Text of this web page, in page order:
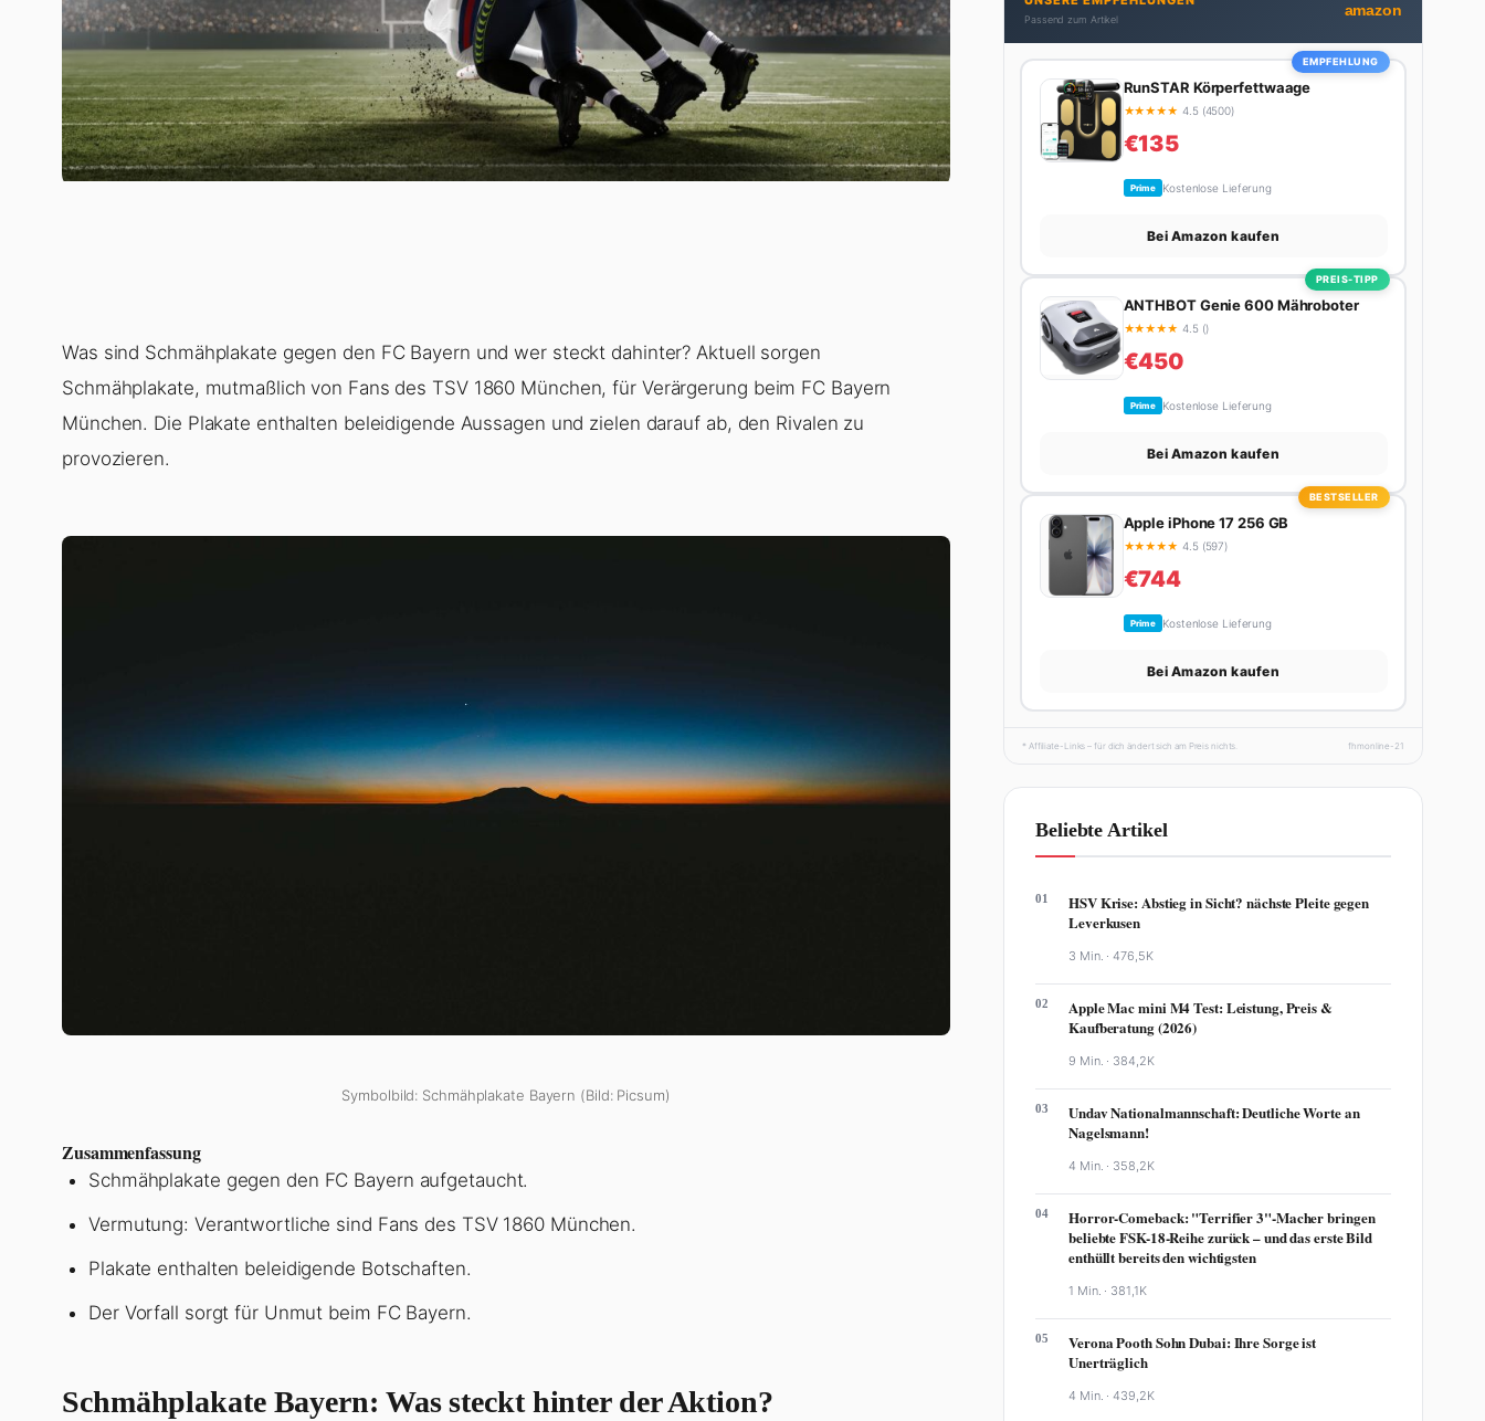
Was sind Schmähplakate gegen den FC Bayern und wer steckt dahinter? Aktuell sorgen
Schmähplakate, mutmaßlich von Fans des TSV 1860 München, für Verärgerung beim FC Bayern
München. Die Plakate enthalten beleidigende Aussagen und zielen darauf ab, den Rivalen zu
provozieren.
Symbolbild: Schmähplakate Bayern (Bild: Picsum)
Zusammenfassung
Schmähplakate gegen den FC Bayern aufgetaucht.
Vermutung: Verantwortliche sind Fans des TSV 1860 München.
Plakate enthalten beleidigende Botschaften.
Der Vorfall sorgt für Unmut beim FC Bayern.
Schmähplakate Bayern: Was steckt hinter der Aktion?
Promi-Welt aufspürt oder die besten Lifestyle-
Empfehlungen zusammenstellt, findet man ihn
beim Wandern in den Schweizer Alpen, am Grill mit
Freunden oder auf der Suche nach dem perfekten
Espresso. Sein Motto: Lieber einmal richtig als
zehnmal halb.
Passend zum Artikel
amazon
EMPFEHLUNG
RunSTAR Körperfettwaage
★★★★★ 4.5 (4500)
€135
Prime Kostenlose Lieferung
Bei Amazon kaufen
PREIS-TIPP
ANTHBOT Genie 600 Mähroboter
★★★★★ 4.5 ()
€450
Prime Kostenlose Lieferung
Bei Amazon kaufen
BESTSELLER
Apple iPhone 17 256 GB
★★★★★ 4.5 (597)
€744
Prime Kostenlose Lieferung
Bei Amazon kaufen
* Affiliate-Links – für dich ändert sich am Preis nichts. fhmonline-21
Beliebte Artikel
01
HSV Krise: Abstieg in Sicht? nächste Pleite gegen
Leverkusen
3 Min. ·476,5K
02
Apple Mac mini M4 Test: Leistung, Preis &
Kaufberatung (2026)
9 Min. · 384,2K
03
Undav Nationalmannschaft: Deutliche Worte an
Nagelsmann!
4 Min. · 358,2K
04
Horror-Comeback: "Terrifier 3"-Macher bringen
beliebte FSK-18-Reihe zurück – und das erste Bild
enthüllt bereits den wichtigsten
1 Min. · 381,1K
05
Verona Pooth Sohn Dubai: Ihre Sorge ist
Unerträglich
4 Min. ·439,2K